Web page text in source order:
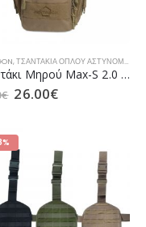
ΌΠΛΟΥ ΛΙΜΕΝΙΚΟΎ,ΤΣΆΝΤΕΣ
,ΤΣΑΝΤΆΚΙΑ ΌΠΛΟΥ ΑΣΤΥΝΟΜΊΑΣ
Τσαντάκι Μηρού Max-S 2.0 της PENTAGON Coyote
€ 26.00€